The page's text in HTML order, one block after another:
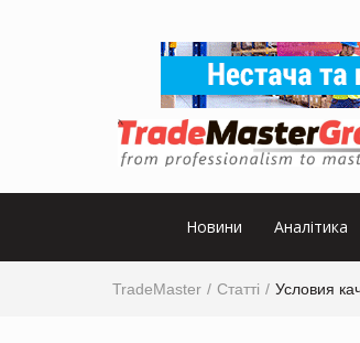
Новини Аналітика
TradeMaster Статті Условия